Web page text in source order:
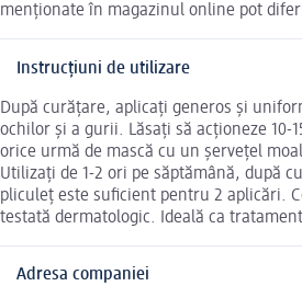
menționate în magazinul online pot
Instrucțiuni de utilizare
După curățare, aplicați generos și
ochilor și a gurii. Lăsați să acționeze 10-
orice urmă de mască cu un șervețel
Utilizați de 1-2 ori pe săptămână, după
pliculeț este suficient pentru 2 aplicări.
testată dermatologic. Ideală ca
Adresa companiei